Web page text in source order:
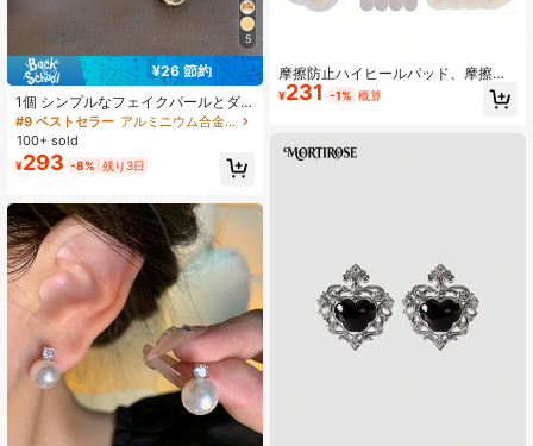
5
¥26 節約
1個 シンプルなフェイクパールとダ
イヤモンドのダブルリングネックレ
ス、気品のあるネックチェーン、鎖
骨チェーン
#9 ベストセラー
アルミニウム合金 ウェディングファッションジュエリー
100+ sold
¥293 -8% 残り3日
摩擦防止ハイヒールパッド、摩擦防
止フットパッド、ハイドロゲル摩擦
防止フットパッド、フットマスク、
断熱フットパッド、バレンタインデ
卒業、シューズラック、収納、卒業
式、卒業おめでとう、卒業パーティ
¥231 -1% 概算